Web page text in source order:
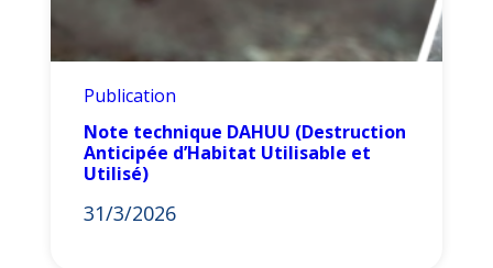
Publication
Note technique DAHUU (Destruction
Anticipée d’Habitat Utilisable et
Utilisé)
31/3/2026